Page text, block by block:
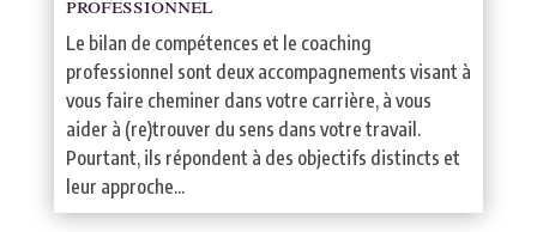
Le bilan de compétences et le coaching
professionnel sont deux accompagnements visant à
vous faire cheminer dans votre carrière, à vous
aider à (re)trouver du sens dans votre travail.
Pourtant, ils répondent à des objectifs distincts et
leur approche...